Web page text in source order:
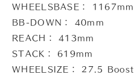
WHEELSBASE： 1167mm
BB-DOWN： 40mm
REACH： 413mm
STACK： 619mm
WHEELSIZE： 27.5 Boost